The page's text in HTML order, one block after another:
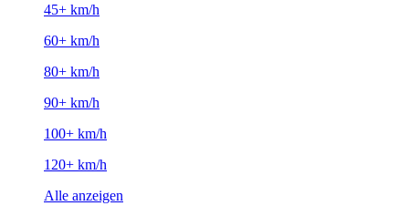
45+ km/h
60+ km/h
80+ km/h
90+ km/h
100+ km/h
120+ km/h
Alle anzeigen